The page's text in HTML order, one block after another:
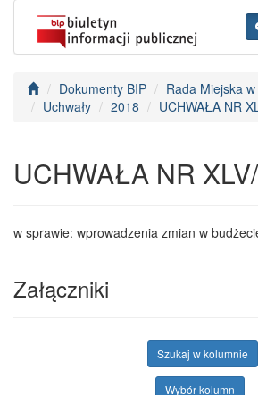
Dokumenty BIP
Rada Miejska
Uchwały
2018 UCHWAŁA NR
UCHWAŁA NR
w sprawie: wprowadzenia zmian w
Załączniki
Szukaj w kolumnie
Wybór kolumn